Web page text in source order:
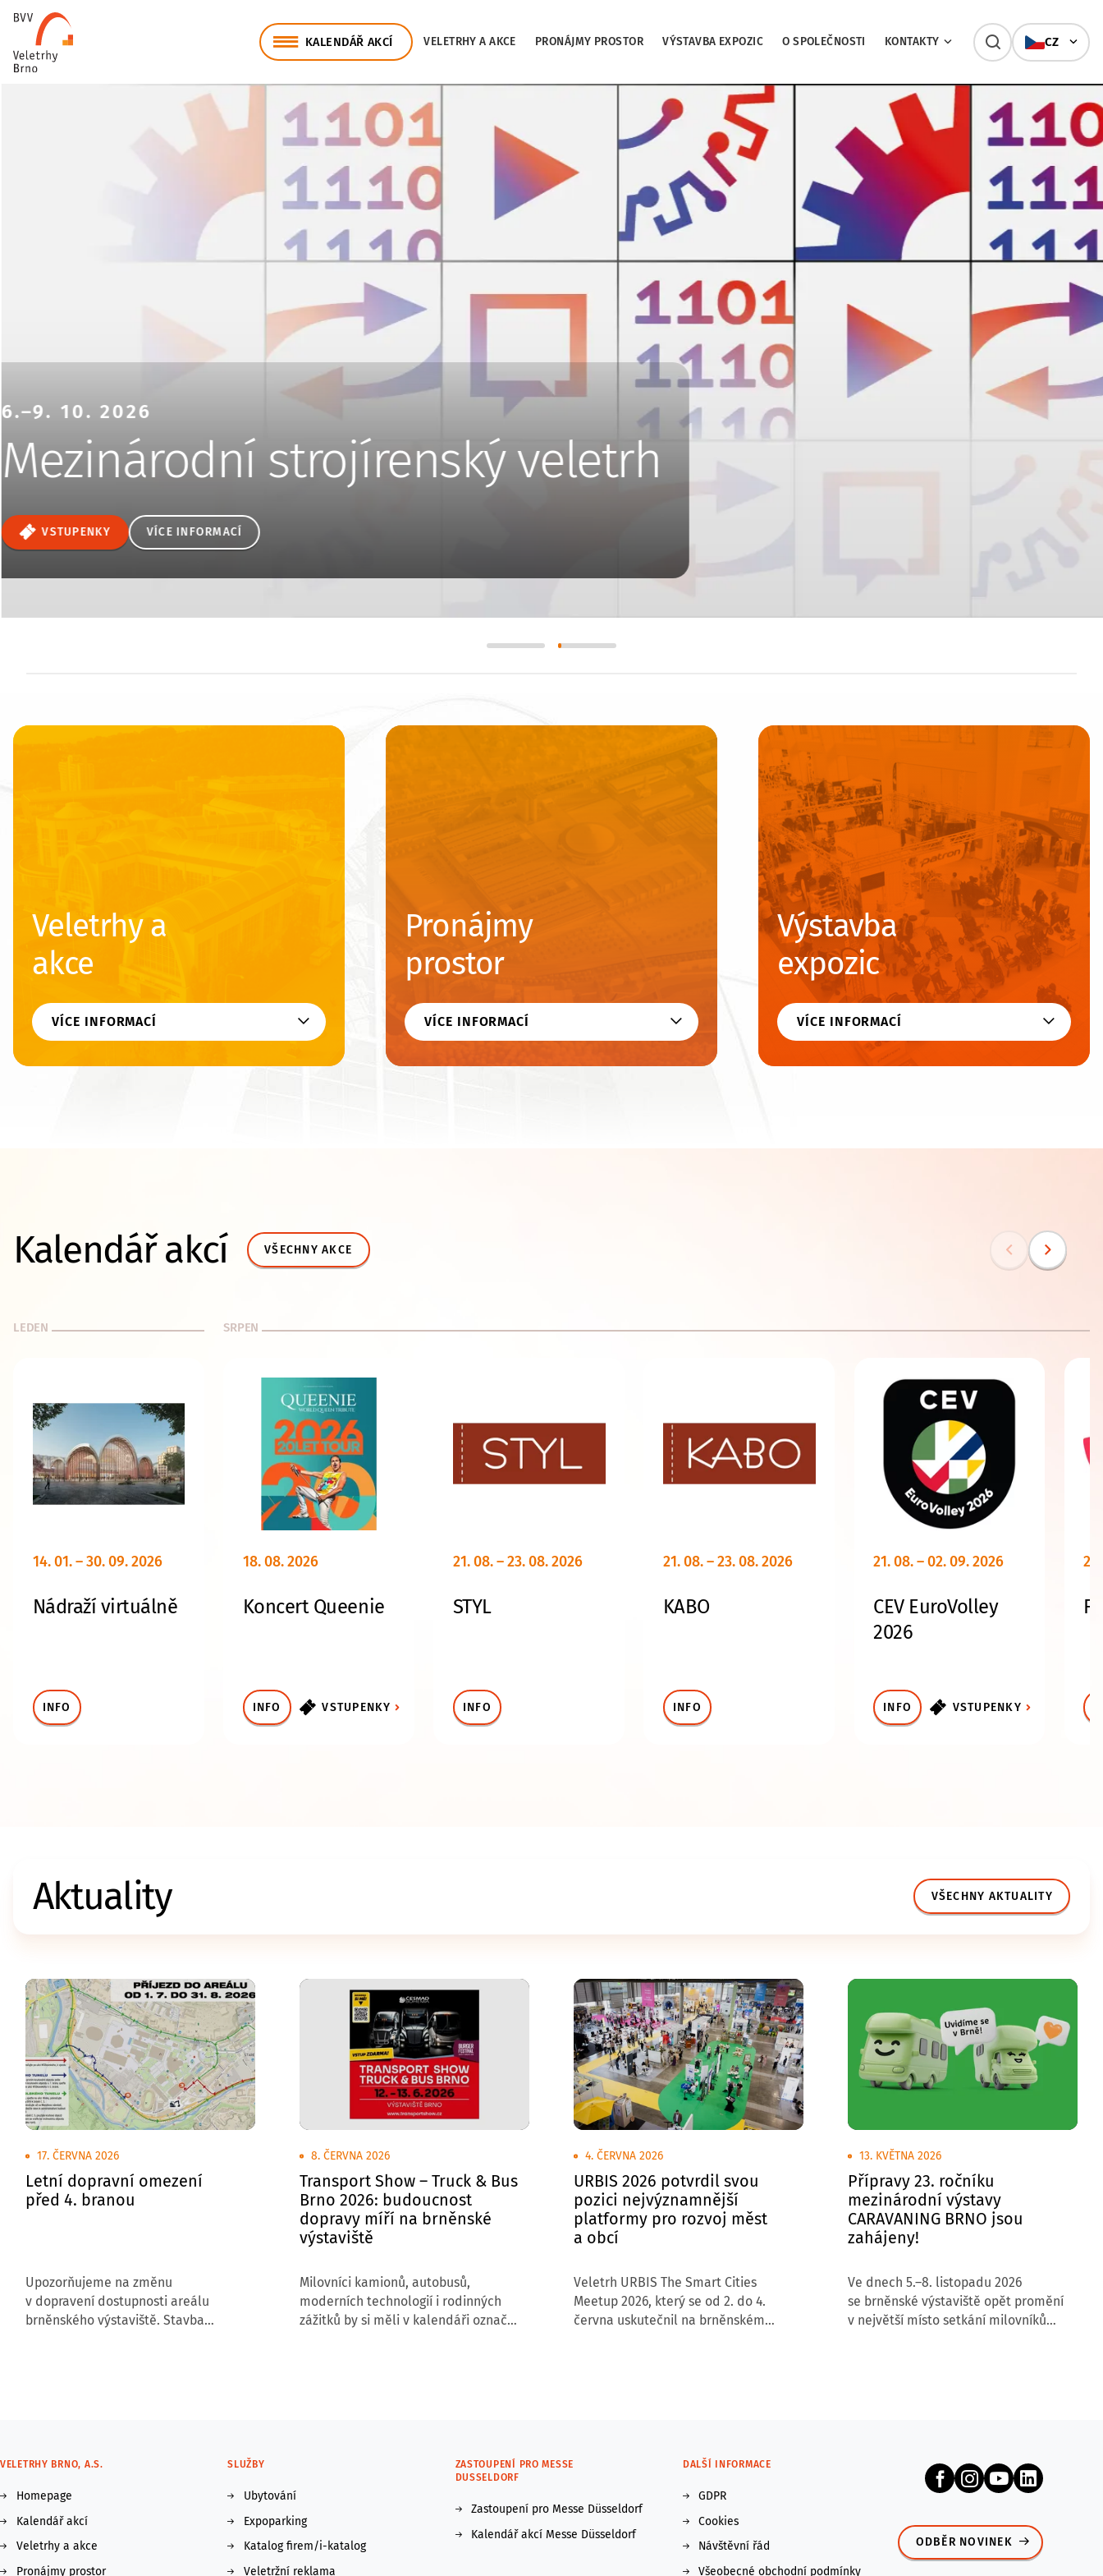
KALENDÁŘ AKCÍ VELETRHY A AKCE PRONÁJMY PROSTOR VÝSTAVBA EXPOZIC O SPOLEČNOSTI KONTAKTY CZ
Veletrhy Brno, a.s.
6.–9. 10. 2026
Mezinárodní strojírenský veletrh
VSTUPENKY VÍCE INFORMACÍ
VÍCE INFORMACÍ
Veletrhy a
akce
VÍCE INFORMACÍ
Pronájmy
prostor
VÍCE INFORMACÍ
Výstavba
expozic
Kalendář akcí VŠECHNY AKCE
LEDEN
14. 01. – 30. 09. 2026
Nádraží virtuálně
INFO
SRPEN
18. 08. 2026
Koncert Queenie
INFO VSTUPENKY
21. 08. – 23. 08. 2026
STYL
INFO
21. 08. – 23. 08. 2026
KABO
INFO
21. 08. – 02. 09. 2026
CEV EuroVolley
2026
INFO VSTUPENKY
Aktuality VŠECHNY AKTUALITY
17. ČERVNA 2026
Letní dopravní omezení
před 4. branou
Upozorňujeme na změnu
v dopravení dostupnosti areálu
brněnského výstaviště. Stavba
8. ČERVNA 2026
Transport Show – Truck & Bus
Brno 2026: budoucnost
dopravy míří na brněnské
výstaviště
Milovníci kamionů, autobusů,
moderních technologií i rodinných
zážitků by si měli v kalendáři označit
4. ČERVNA 2026
URBIS 2026 potvrdil svou
pozici nejvýznamnější
platformy pro rozvoj měst
a obcí
Veletrh URBIS The Smart Cities
Meetup 2026, který se od 2. do 4.
června uskutečnil na brněnském
13. KVĚTNA 2026
Přípravy 23. ročníku
mezinárodní výstavy
CARAVANING BRNO jsou
zahájeny!
Ve dnech 5.–8. listopadu 2026
se brněnské výstaviště opět promění
v největší místo setkání milovníků
VELETRHY BRNO, A.S.
Homepage
Kalendář akcí
Veletrhy a akce
Pronájmy prostor
SLUŽBY
Ubytování
Expoparking
Katalog firem/i-katalog
Veletržní reklama
ZASTOUPENÍ PRO MESSE
DUSSELDORF
Zastoupení pro Messe Düsseldorf
Kalendář akcí Messe Düsseldorf
DALŠÍ INFORMACE
GDPR
Cookies
Návštěvní řád
Všeobecné obchodní podmínky
ODBĚR NOVINEK